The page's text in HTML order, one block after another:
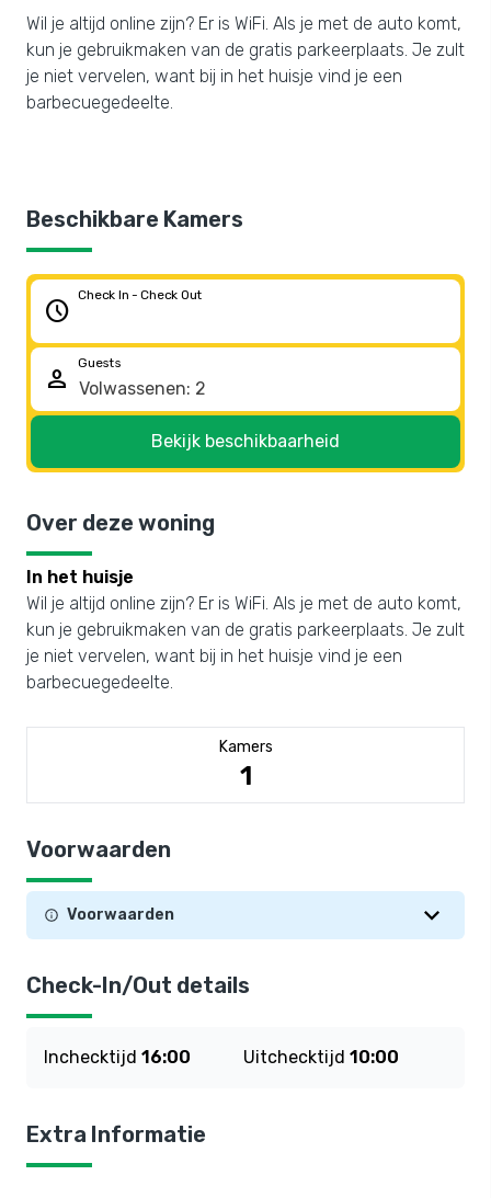
Wil je altijd online zijn? Er is WiFi. Als je met de auto komt,
kun je gebruikmaken van de gratis parkeerplaats. Je zult
je niet vervelen, want bij in het huisje vind je een
barbecuegedeelte.
Beschikbare Kamers
schedule
Check In - Check Out
person
Guests
Bekijk beschikbaarheid
Over deze woning
In het huisje
Wil je altijd online zijn? Er is WiFi. Als je met de auto komt,
kun je gebruikmaken van de gratis parkeerplaats. Je zult
je niet vervelen, want bij in het huisje vind je een
barbecuegedeelte.
Kamers
1
Voorwaarden
Voorwaarden
Check-In/Out details
Inchecktijd 16:00 Uitchecktijd 10:00
Extra Informatie